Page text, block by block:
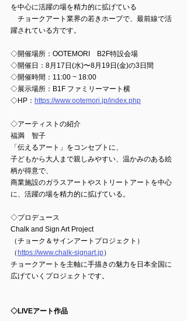
を中心に活躍の場を精力的に拡げている
チョークアート業界の若きホープで、最前線で活
躍されている方です。
◇開催場所：OOTEMORI　B2F特設会場
◇開催日：8月17日(水)〜8月19日(金)の3日間
◇開催時間：11:00 ~ 18:00
◇展示場所：B1F ファミリーマート横
◇HP： https://www.ootemori.jp/index.php
◇アーティストの紹介
福満　智子
「伝えるアート」をコンセプトに、
子どもから大人まで親しみやすい、温かみのある絵
柄が得意で、
商業施設のガラスアートやストリートアートを中心
に、活躍の場を精力的に拡げている。
◇プロデュース
Chalk and Sign Art Project
（チョーク＆サインアートプロジェクト）
（ https://www.chalk-signart.jp）
チョークアートを主軸に手描きの魅力を日本全国に
広げていくプロジェクトです。
◇LIVEアート作品